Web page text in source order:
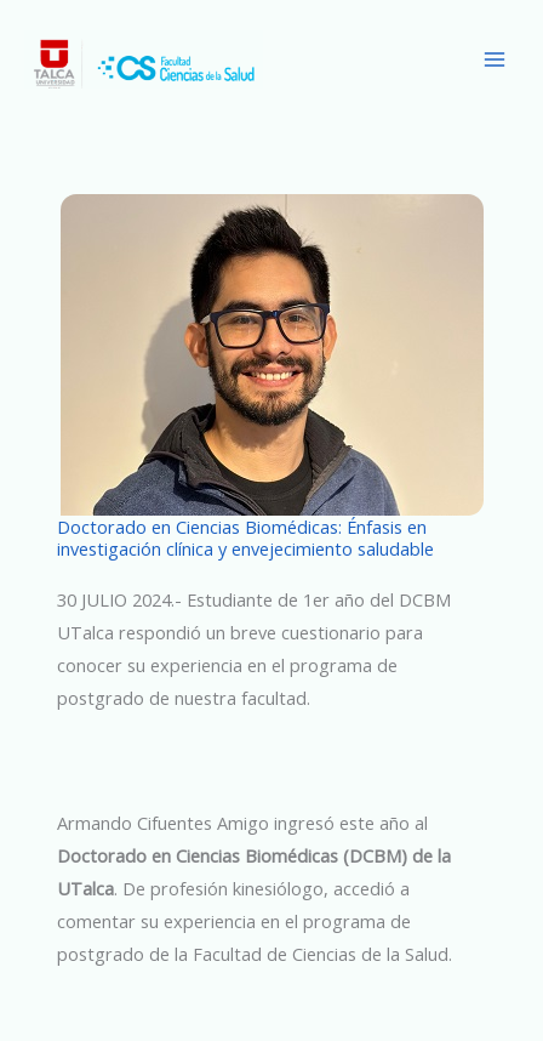
contenido
Doctorado en Ciencias Biomédicas: Énfasis en
investigación clínica y envejecimiento saludable
30 JULIO 2024.- Estudiante de 1er año del DCBM
UTalca respondió un breve cuestionario para
conocer su experiencia en el programa de
postgrado de nuestra facultad.
Armando Cifuentes Amigo ingresó este año al
Doctorado en Ciencias Biomédicas (DCBM) de la
UTalca. De profesión kinesiólogo, accedió a
comentar su experiencia en el programa de
postgrado de la Facultad de Ciencias de la Salud.